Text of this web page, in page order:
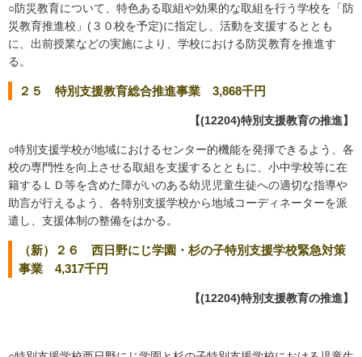
○防災教育について、特色ある取組や効果的な取組を行う学校を「防
災教育推進校」(３０校を予定)に指定し、活動を支援するととも
に、出前授業などの実施により、学校における防災教育を推進す
る。
２５ 特別支援教育総合推進事業 3,868千円
【(12204)特別支援教育の推進】
○特別支援学校が地域におけるセンター的機能を発揮できるよう、各
校の専門性を向上させる取組を支援するとともに、小中学校等に在
籍するＬＤ等を含めた障がいのある幼児児童生徒への適切な指導や
助言が行えるよう、各特別支援学校から地域コーディネーターを派
遣し、支援体制の整備をはかる。
（新）２６ 西日野にじ学園・杉の子特別支援学校緊急対策
事業 4,317千円
【(12204)特別支援教育の推進】